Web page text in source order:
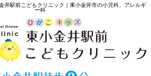
井駅前こどもクリニック｜東小金井市の小児科、アレルギ
ー科